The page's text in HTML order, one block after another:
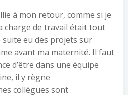
à mon retour, comme si je
charge de travail était tout
suite eu des projets sur
avant ma maternité. Il faut
d’être dans une équipe
il y règne
collègues sont